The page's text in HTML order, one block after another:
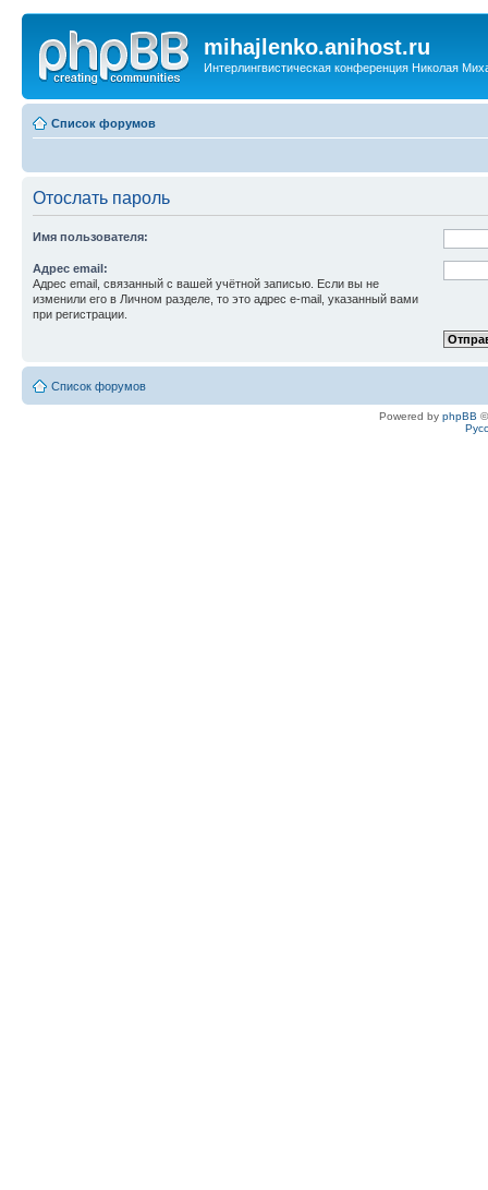
mihajlenko.anihost.ru
Интерлингвистическая конференция Николая
Список форумов
Отослать пароль
Имя пользователя:
Адрес email:
Адрес email, связанный с вашей учётной записью. Если вы не
изменили его в Личном разделе, то это адрес e-mail, указанный вами
при регистрации.
Список форумов
Powered by phpBB